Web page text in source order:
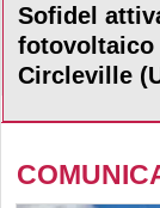
Sofidel
fotovoltaico
Circleville